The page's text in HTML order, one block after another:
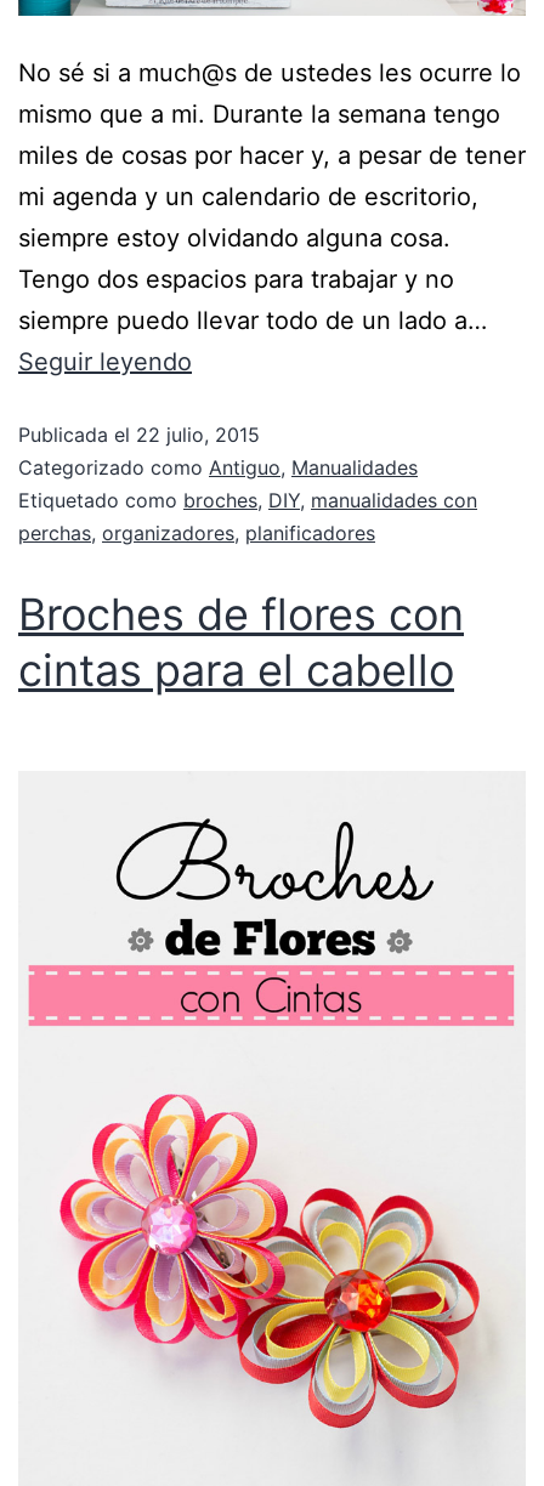
No sé si a much@s de ustedes les ocurre lo
mismo que a mi. Durante la semana tengo
miles de cosas por hacer y, a pesar de tener
mi agenda y un calendario de escritorio,
siempre estoy olvidando alguna cosa.
Tengo dos espacios para trabajar y no
siempre puedo llevar todo de un lado a…
Seguir leyendo
Publicada el 22 julio, 2015
Categorizado como Antiguo, Manualidades
Etiquetado como broches, DIY, manualidades con
perchas, organizadores, planificadores
Broches de flores con
cintas para el cabello